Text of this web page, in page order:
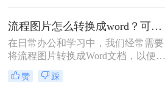
流程图片怎么转换成word？可以试试这三个方法！
在日常办公和学习中，我们经常需要
将流程图片转换成Word文档，以便于
编辑、修改和分享。那么流程图片怎
么转换成word呢？本文将为你介绍三
赞 踩